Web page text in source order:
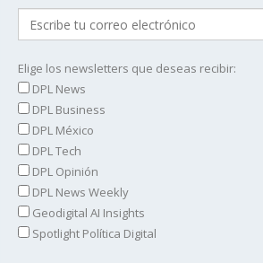
Elige los newsletters que deseas recibir:
DPL News
DPL Business
DPL México
DPL Tech
DPL Opinión
DPL News Weekly
Geodigital AI Insights
Spotlight Política Digital